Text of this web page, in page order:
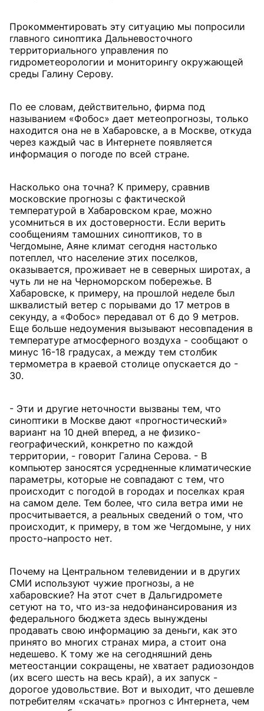
Прокомментировать эту ситуацию мы попросили
главного синоптика Дальневосточного
территориального управления по
гидрометеорологии и мониторингу окружающей
среды Галину Серову.
По ее словам, действительно, фирма под
называнием «Фобос» дает метеопрогнозы, только
находится она не в Хабаровске, а в Москве, откуда
через каждый час в Интернете появляется
информация о погоде по всей стране.
Насколько она точна? К примеру, сравнив
московские прогнозы с фактической
температурой в Хабаровском крае, можно
усомниться в их достоверности. Если верить
сообщениям тамошних синоптиков, то в
Чегдомыне, Аяне климат сегодня настолько
потеплел, что население этих поселков,
оказывается, проживает не в северных широтах, а
чуть ли не на Черноморском побережье. В
Хабаровске, к примеру, на прошлой неделе был
шквалистый ветер с порывами до 17 метров в
секунду, а «Фобос» передавал от 6 до 9 метров.
Еще больше недоумения вызывают несовпадения в
температуре атмосферного воздуха - сообщают о
минус 16-18 градусах, а между тем столбик
термометра в краевой столице опускается до -
30.
- Эти и другие неточности вызваны тем, что
синоптики в Москве дают «прогностический»
вариант на 10 дней вперед, а не физико-
географический, конкретно по каждой
территории, - говорит Галина Серова. - В
компьютер заносятся усредненные климатические
параметры, которые не совпадают с тем, что
происходит с погодой в городах и поселках края
на самом деле. Тем более, что сила ветра ими не
просчитывается, а реальных сведений о том, что
происходит, к примеру, в том же Чегдомыне, у них
просто-напросто нет.
Почему на Центральном телевидении и в других
СМИ используют чужие прогнозы, а не
хабаровские? На этот счет в Дальгидромете
сетуют на то, что из-за недофинансирования из
федерального бюджета здесь вынуждены
продавать свою информацию за деньги, как это
принято во многих странах мира, а стоит она
недешево. К тому же на сегодняшний день
метеостанции сокращены, не хватает радиозондов
(их всего шесть на весь край), а их запуск -
дорогое удовольствие. Вот и выходит, что дешевле
потребителям «скачать» прогноз с Интернета, чем